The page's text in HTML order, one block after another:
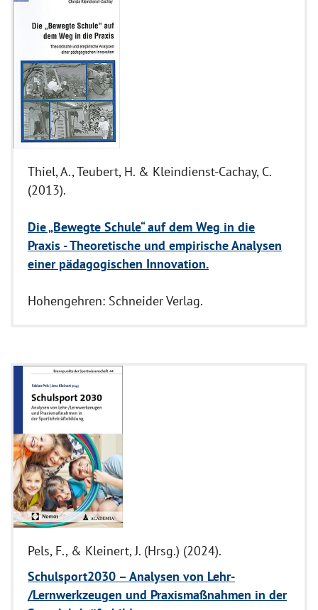
Thiel, A., Teubert, H. & Kleindienst-Cachay, C.
(2013).
Die „Bewegte Schule“ auf dem Weg in die
Praxis - Theoretische und empirische Analysen
einer pädagogischen Innovation.
Hohengehren: Schneider Verlag.
Pels, F., & Kleinert, J. (Hrsg.) (2024).
Schulsport2030 – Analysen von Lehr-
/Lernwerkzeugen und Praxismaßnahmen in der